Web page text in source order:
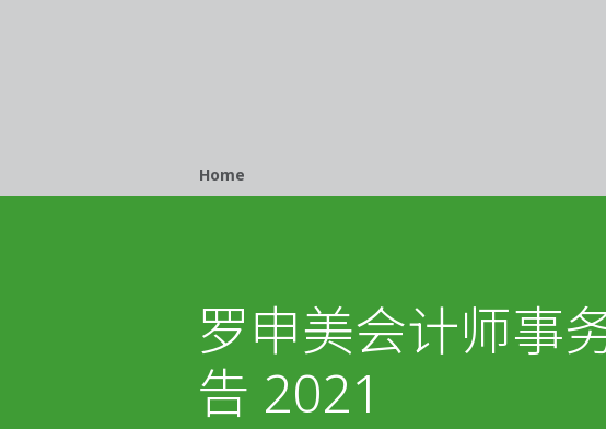
Breadcrumb
Home
罗申美会计师事
告 2021